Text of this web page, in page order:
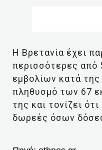
Η Βρετανία έχει
περισσότερες από
εμβολίων κατά της
πληθυσμό των 67
της και τονίζει
δωρεές όσων